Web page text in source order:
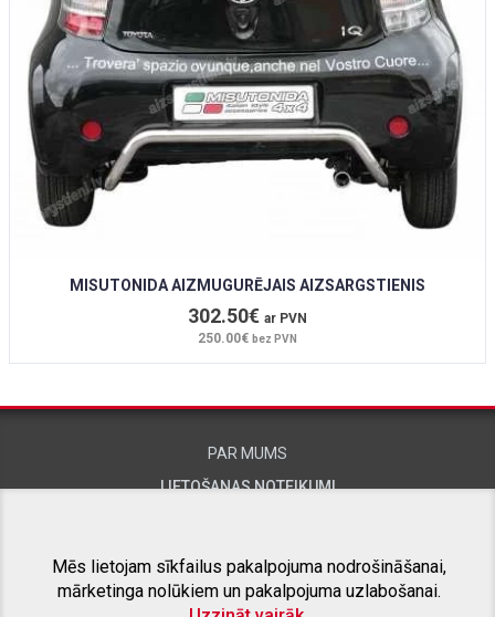
MISUTONIDA AIZMUGURĒJAIS AIZSARGSTIENIS
302.50€ ar PVN
250.00€ bez PVN
PAR MUMS
LIETOŠANAS NOTEIKUMI
SAISTĪTIE PROJEKTI
Mēs lietojam sīkfailus pakalpojuma nodrošināšanai,
mārketinga nolūkiem un pakalpojuma uzlabošanai.